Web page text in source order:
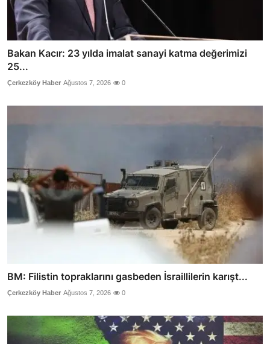
Bakan Kacır: 23 yılda imalat sanayi katma değerimizi
25...
Çerkezköy Haber Ağustos 7, 2026 0
BM: Filistin topraklarını gasbeden İsraillilerin karışt...
Çerkezköy Haber Ağustos 7, 2026 0